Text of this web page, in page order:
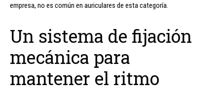
empresa, no es común en auriculares de esta categoría.
Un sistema de fijación
mecánica para
mantener el ritmo